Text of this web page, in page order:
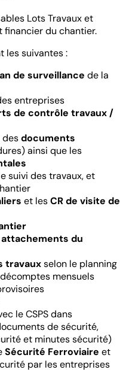
Lots Travaux et
financier du chantier.
les suivantes :
de surveillance de la
entreprises
de contrôle travaux /
desdocuments
ainsi que les
suivi des travaux, et
et lesCR de visite de
du
travauxselon le planning
mensuels
le CSPS dans
de sécurité,
et minutes sécurité)
Sécurité Ferroviaire et
par les entreprises